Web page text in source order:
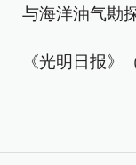
与海洋油气勘
《光明日报》